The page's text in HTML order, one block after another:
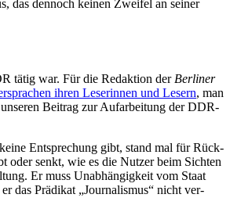
das dennoch keinen Zweifel an seiner
tätig war. Für die Redak­tion derBer­li­ner
ihren Lese­rin­nen und Lesern, man
Beitrag zur Auf­ar­bei­tung der DDR-
Ent­spre­chung gibt, stand mal für Rück­
oder senkt, wie es die Nutzer beim Sichten
Er muss Unab­hän­gig­keit vom Staat
das Prä­di­kat „Jour­na­lis­mus“ nicht ver­